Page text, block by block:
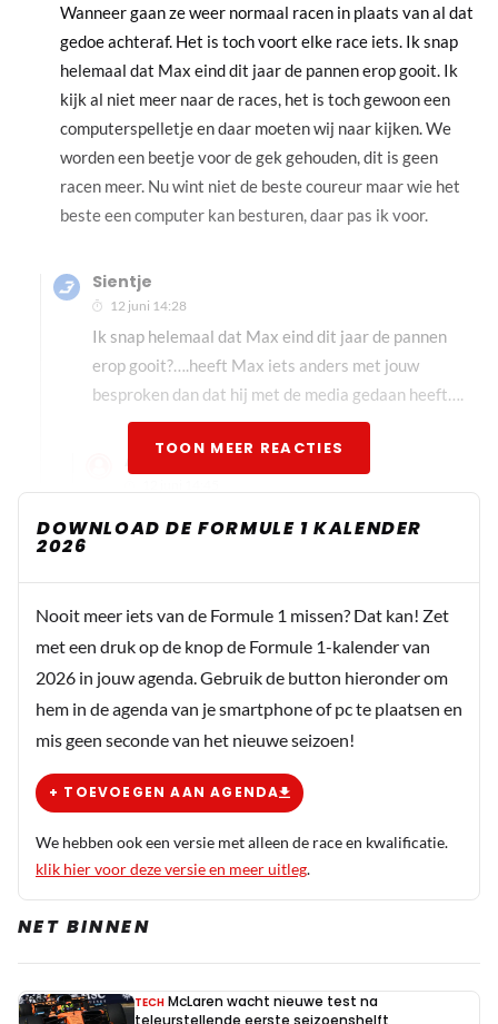
Wanneer gaan ze weer normaal racen in plaats van al dat
gedoe achteraf. Het is toch voort elke race iets. Ik snap
helemaal dat Max eind dit jaar de pannen erop gooit. Ik
kijk al niet meer naar de races, het is toch gewoon een
computerspelletje en daar moeten wij naar kijken. We
worden een beetje voor de gek gehouden, dit is geen
racen meer. Nu wint niet de beste coureur maar wie het
beste een computer kan besturen, daar pas ik voor.
Sientje
12 juni 14:28
Ik snap helemaal dat Max eind dit jaar de pannen
erop gooit?….heeft Max iets anders met jouw
besproken dan dat hij met de media gedaan heeft….
Ad van Zutphen
Pits
Nou dat mannetje van 19 jaar rijdt de pannen van het
dak geweldig om naar te kijken en ja het tijdperk van
Verstappen is voorbij iedere race dst gezeik van hem
Dit bericht is aangepast op: 12-06
Leonie
13 juni 00:05
nu gelijk te zeggen dat het tijdperk van MV
TOON MEER REACTIES
DOWNLOAD DE FORMULE 1 KALENDER
2026
Nooit meer iets van de Formule 1 missen? Dat kan! Zet
met een druk op de knop de Formule 1-kalender van
2026 in jouw agenda. Gebruik de button hieronder om
hem in de agenda van je smartphone of pc te plaatsen en
mis geen seconde van het nieuwe seizoen!
+ TOEVOEGEN AAN AGENDA
We hebben ook een versie met alleen de race en kwalificatie.
klik hier voor deze versie en meer uitleg.
NET BINNEN
TECH McLaren wacht nieuwe test na
teleurstellende eerste seizoenshelft